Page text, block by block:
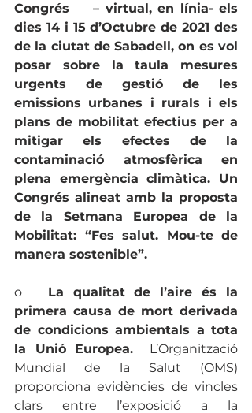
Congrés    – virtual, en línia- els
dies 14 i 15 d’Octubre de 2021 des
de la ciutat de Sabadell, on es vol
posar sobre la taula mesures
urgents de gestió de les
emissions urbanes i rurals i els
plans de mobilitat efectius per a
mitigar els efectes de la
contaminació atmosfèrica en
plena emergència climàtica. Un
Congrés alineat amb la proposta
de la Setmana Europea de la
Mobilitat: “Fes salut. Mou-te de
manera sostenible”.
o La qualitat de l’aire és la
primera causa de mort derivada
de condicions ambientals a tota
la Unió Europea.
  L’Organització
Mundial de la Salut (OMS)
proporciona evidències de vincles
clars entre l’exposició a la